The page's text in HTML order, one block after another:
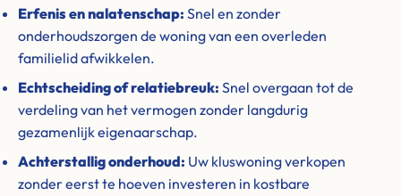
Erfenis en nalatenschap: Snel en zonder
onderhoudszorgen de woning van een overleden
familielid afwikkelen.
Echtscheiding of relatiebreuk: Snel overgaan tot de
verdeling van het vermogen zonder langdurig
gezamenlijk eigenaarschap.
Achterstallig onderhoud: Uw kluswoning verkopen
zonder eerst te hoeven investeren in kostbare